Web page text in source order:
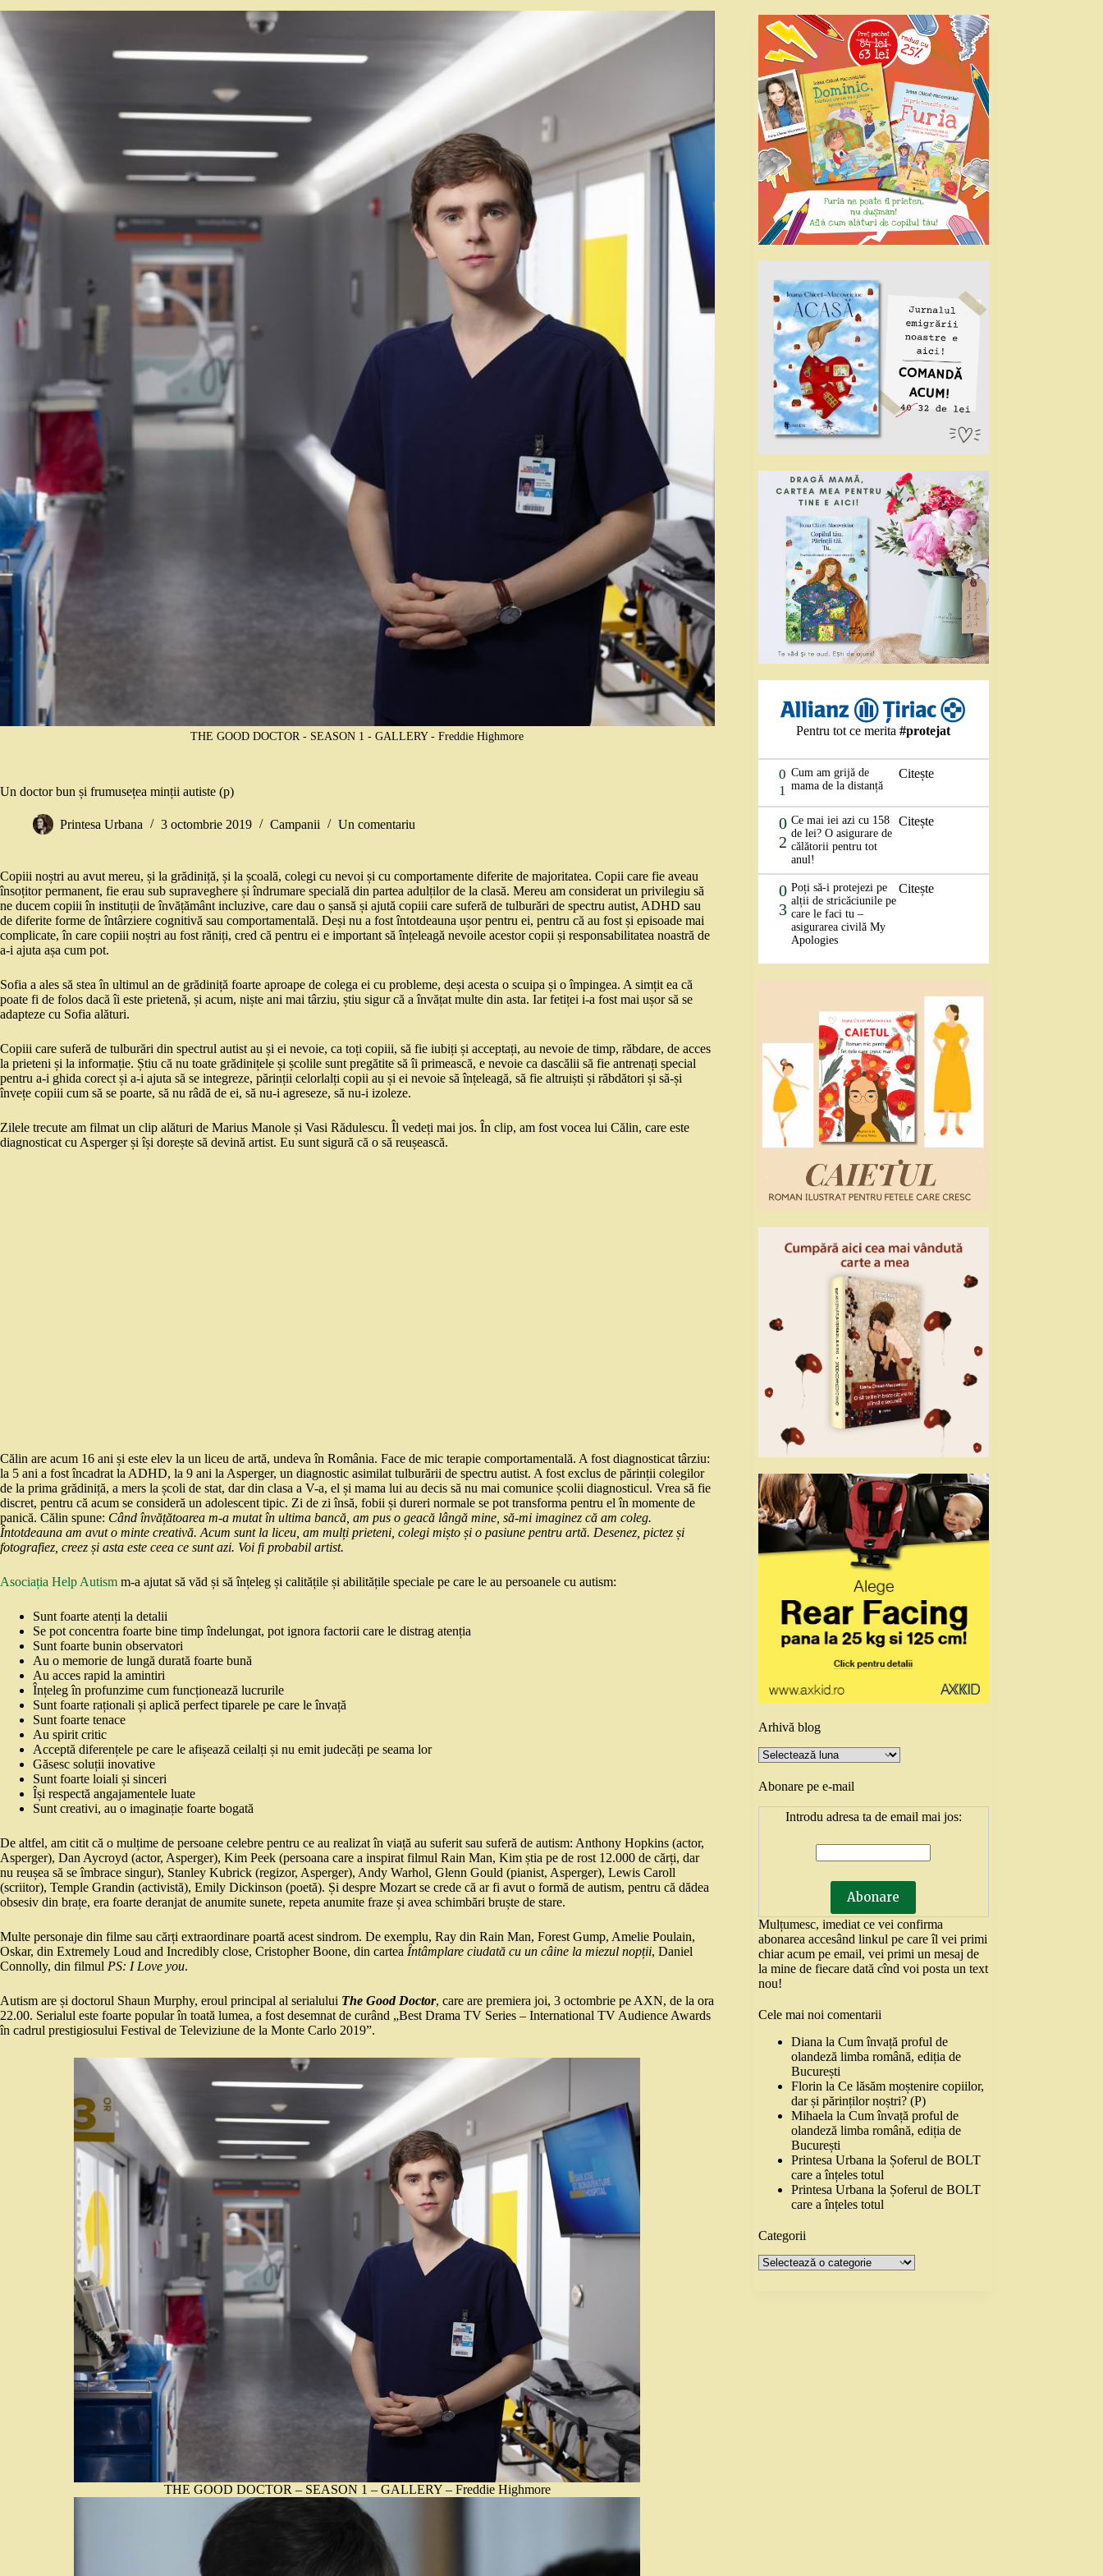
THE GOOD DOCTOR - SEASON 1 - GALLERY - Freddie Highmore
Un doctor bun și frumusețea minții autiste (p)
Printesa Urbana 3 octombrie 2019 Campanii Un comentariu
Copiii noștri au avut mereu, și la grădiniță, și la școală, colegi cu nevoi și cu comportamente diferite de majoritatea. Copii care fie aveau
însoțitor permanent, fie erau sub supraveghere și îndrumare specială din partea adulților de la clasă. Mereu am considerat un privilegiu să
ne ducem copiii în instituții de învățământ incluzive, care dau o șansă și ajută copiii care suferă de tulburări de spectru autist, ADHD sau
de diferite forme de întârziere cognitivă sau comportamentală. Deși nu a fost întotdeauna ușor pentru ei, pentru că au fost și episoade mai
complicate, în care copiii noștri au fost răniți, cred că pentru ei e important să înțeleagă nevoile acestor copii și responsabilitatea noastră de
a-i ajuta așa cum pot.
Sofia a ales să stea în ultimul an de grădiniță foarte aproape de colega ei cu probleme, deși acesta o scuipa și o împingea. A simțit ea că
poate fi de folos dacă îi este prietenă, și acum, niște ani mai târziu, știu sigur că a învățat multe din asta. Iar fetiței i-a fost mai ușor să se
adapteze cu Sofia alături.
Copiii care suferă de tulburări din spectrul autist au și ei nevoie, ca toți copiii, să fie iubiți și acceptați, au nevoie de timp, răbdare, de acces
la prieteni și la informație. Știu că nu toate grădinițele și școlile sunt pregătite să îi primească, e nevoie ca dascălii să fie antrenați special
pentru a-i ghida corect și a-i ajuta să se integreze, părinții celorlalți copii au și ei nevoie să înțeleagă, să fie altruiști și răbdători și să-și
învețe copiii cum să se poarte, să nu râdă de ei, să nu-i agreseze, să nu-i izoleze.
Zilele trecute am filmat un clip alături de Marius Manole și Vasi Rădulescu. Îl vedeți mai jos. În clip, am fost vocea lui Călin, care este
diagnosticat cu Asperger și își dorește să devină artist. Eu sunt sigură că o să reușească.
Călin are acum 16 ani și este elev la un liceu de artă, undeva în România. Face de mic terapie comportamentală. A fost diagnosticat târziu:
la 5 ani a fost încadrat la ADHD, la 9 ani la Asperger, un diagnostic asimilat tulburării de spectru autist. A fost exclus de părinții colegilor
de la prima grădiniță, a mers la școli de stat, dar din clasa a V-a, el și mama lui au decis să nu mai comunice școlii diagnosticul. Vrea să fie
discret, pentru că acum se consideră un adolescent tipic. Zi de zi însă, fobii și dureri normale se pot transforma pentru el în momente de
panică. Călin spune: Când învățătoarea m-a mutat în ultima bancă, am pus o geacă lângă mine, să-mi imaginez că am coleg.
Întotdeauna am avut o minte creativă. Acum sunt la liceu, am mulți prieteni, colegi mișto și o pasiune pentru artă. Desenez, pictez și
fotografiez, creez și asta este ceea ce sunt azi. Voi fi probabil artist.
Asociația Help Autism m-a ajutat să văd și să înțeleg și calitățile și abilitățile speciale pe care le au persoanele cu autism:
Sunt foarte atenți la detalii
Se pot concentra foarte bine timp îndelungat, pot ignora factorii care le distrag atenția
Sunt foarte bunin observatori
Au o memorie de lungă durată foarte bună
Au acces rapid la amintiri
Înțeleg în profunzime cum funcționează lucrurile
Sunt foarte raționali și aplică perfect tiparele pe care le învață
Sunt foarte tenace
Au spirit critic
Acceptă diferențele pe care le afișează ceilalți și nu emit judecăți pe seama lor
Găsesc soluții inovative
Sunt foarte loiali și sinceri
Își respectă angajamentele luate
Sunt creativi, au o imaginație foarte bogată
De altfel, am citit că o mulțime de persoane celebre pentru ce au realizat în viață au suferit sau suferă de autism: Anthony Hopkins (actor,
Asperger), Dan Aycroyd (actor, Asperger), Kim Peek (persoana care a inspirat filmul Rain Man, Kim știa pe de rost 12.000 de cărți, dar
nu reușea să se îmbrace singur), Stanley Kubrick (regizor, Asperger), Andy Warhol, Glenn Gould (pianist, Asperger), Lewis Caroll
(scriitor), Temple Grandin (activistă), Emily Dickinson (poetă). Și despre Mozart se crede că ar fi avut o formă de autism, pentru că dădea
obsesiv din brațe, era foarte deranjat de anumite sunete, repeta anumite fraze și avea schimbări bruște de stare.
Multe personaje din filme sau cărți extraordinare poartă acest sindrom. De exemplu, Ray din Rain Man, Forest Gump, Amelie Poulain,
Oskar, din Extremely Loud and Incredibly close, Cristopher Boone, din cartea Întâmplare ciudată cu un câine la miezul nopții, Daniel
Connolly, din filmul PS: I Love you.
Autism are și doctorul Shaun Murphy, eroul principal al serialului The Good Doctor, care are premiera joi, 3 octombrie pe AXN, de la ora
22.00. Serialul este foarte popular în toată lumea, a fost desemnat de curând „Best Drama TV Series – International TV Audience Awards
în cadrul prestigiosului Festival de Televiziune de la Monte Carlo 2019”.
THE GOOD DOCTOR – SEASON 1 – GALLERY – Freddie Highmore
Pentru tot ce merita#protejat
0
1
Cum am grijă de
mama de la distanță
Citește
0
2
Ce mai iei azi cu 158
de lei? O asigurare de
călătorii pentru tot
anul!
Citește
0
3
Poți să-i protejezi pe
alții de stricăciunile pe
care le faci tu –
asigurarea civilă My
Apologies
Citește
Arhivă blog
Arhivă
blog
Abonare pe e-mail
Introdu adresa ta de email mai jos:
Mulțumesc, imediat ce vei confirma
abonarea accesând linkul pe care îl vei primi
chiar acum pe email, vei primi un mesaj de
la mine de fiecare dată cînd voi posta un text
nou!
Cele mai noi comentarii
Diana laCum învață proful de
olandeză limba română, ediția de
București
Florin laCe lăsăm moștenire copiilor,
dar și părinților noștri? (P)
Mihaela laCum învață proful de
olandeză limba română, ediția de
București
Printesa Urbana la Șoferul de BOLT
care a înțeles totul
Printesa Urbana la Șoferul de BOLT
care a înțeles totul
Categorii
Categorii